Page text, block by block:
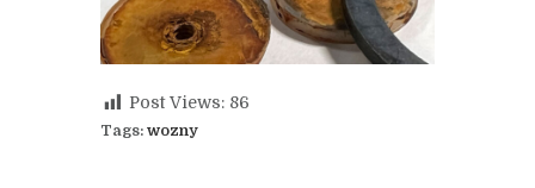
Post Views: 86
Tags: wozny